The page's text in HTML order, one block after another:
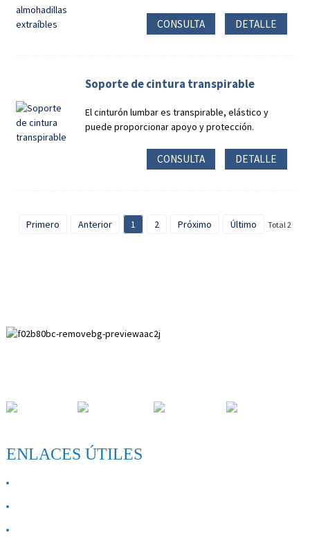
CONSULTA DETALLE
Soporte de cintura transpirable
El cinturón lumbar es transpirable, elástico y
puede proporcionar apoyo y protección.
CONSULTA DETALLE
Primero Anterior 1 2 Próximo Último Total 2
ENLACES ÚTILES